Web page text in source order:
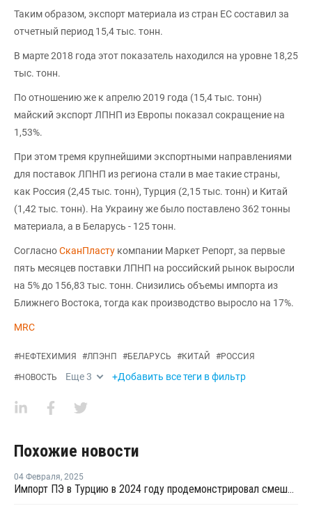
Таким образом, экспорт материала из стран ЕС составил за
отчетный период 15,4 тыс. тонн.
В марте 2018 года этот показатель находился на уровне 18,25
тыс. тонн.
По отношению же к апрелю 2019 года (15,4 тыс. тонн)
майский экспорт ЛПНП из Европы показал сокращение на
1,53%.
При этом тремя крупнейшими экспортными направлениями
для поставок ЛПНП из региона стали в мае такие страны,
как Россия (2,45 тыс. тонн), Турция (2,15 тыс. тонн) и Китай
(1,42 тыс. тонн). На Украину же было поставлено 362 тонны
материала, а в Беларусь - 125 тонн.
СогласноСканПласту компании Маркет Репорт, за первые
пять месяцев поставки ЛПНП на российский рынок выросли
на 5% до 156,83 тыс. тонн. Снизились объемы импорта из
Ближнего Востока, тогда как производство выросло на 17%.
MRC
#НЕФТЕХИМИЯ #ЛПЭНП #БЕЛАРУСЬ #КИТАЙ #РОССИЯ
#НОВОСТЬ Еще3 +Добавить все теги в фильтр
Похожие новости
04 Февраля, 2025
Импорт ПЭ в Турцию в 2024 году продемонстрировал смешанные показатели